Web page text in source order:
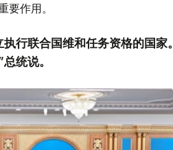
作用。
行联合国维和任务资格的国家。
统说。